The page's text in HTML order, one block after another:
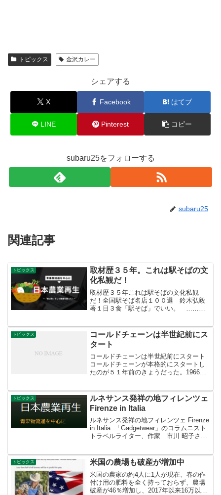
トピックス 金沢カレー
シェアする
X Facebook はてブ
LINE Pinterest コピー
subaru25をフォローする
subaru25
関連記事
トピックス
取材歴３５年。これは駅そばの文
化私観だ！
取材歴３５年これは駅そばの文化私観
だ！全国駅そば名店１００選 鈴木弘毅
著１日３食「駅そば」でいい。 ……
てカバーに刷り込んだところに著者のや
る気が伝わる。「これだけ美...
トピックス
コールドチェーンは半世紀前にス
タート
コールドチェーンは半世紀前にスタート
コールドチェーンが本格的にスタートし
たのが５１年前のきょうだった。1966年
場に到着。これはまさに大型共販時代の
幕開けでした。
トピックス
ルネサンス発祥の地フィレンツェ
Firenze in Italia
ルネサンス発祥の地フィレンツェ Firenze
in Italia 「Gadgetwear」のコラムニスト
トラベルライター、作家 市川 昭子さん
その頃がもっとも秀...
トピックス 米国の農場も破産が増加中
米国の農家の約4人に1人が現在、春の作
付け用の肥料を全く持っておらず、農場
破産が46％増加し、2017年以来16万以上